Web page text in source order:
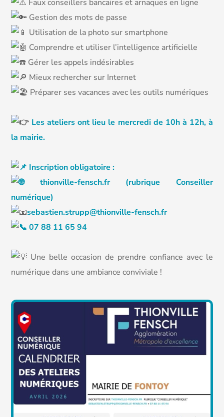
Faux conseillers bancaires et arnaques en ligne
Gestion des mots de passe
Utilisation de la photo sur smartphone
Comprendre et utiliser l’intelligence artificielle
Gérer les appels indésirables
Mieux rechercher sur Internet
Préparer ses vacances avec les outils numériques
Les ateliers ont lieu le mercredi de 10h à 12h, à
la mairie.
Inscription obligatoire :
thionville-fensch.fr(rubrique Conseiller
numérique)
sebastien.strupp@thionville-fensch.fr
07 88 11 65 94
Une belle occasion de prendre confiance avec le
numérique dans une ambiance conviviale !